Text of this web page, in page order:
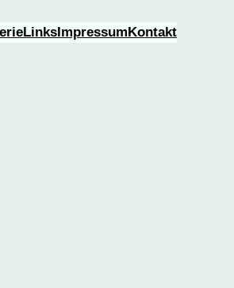
LinksImpressumKontakt